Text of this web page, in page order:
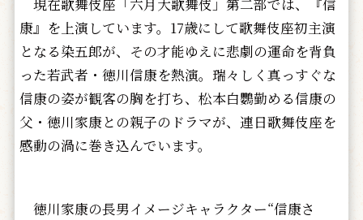
現在歌舞伎座「六月大歌舞伎」第二部では、『信
康』を上演しています。17歳にして歌舞伎座初主演
となる染五郎が、その才能ゆえに悲劇の運命を背負
った若武者・徳川信康を熱演。瑞々しく真っすぐな
信康の姿が観客の胸を打ち、松本白鸚勤める信康の
父・徳川家康との親子のドラマが、連日歌舞伎座を
感動の渦に巻き込んでいます。
徳川家康の長男イメージキャラクター“信康さ